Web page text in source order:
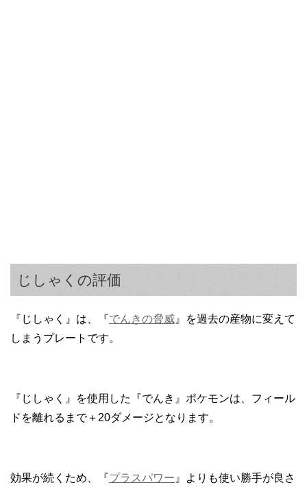
じしゃくの評価
『じしゃく』は、『でんきの脅威 』を過去の産物に変えて
しまうプレートです。
『じしゃく』を使用した『でんき』ポケモンは、フィール
ドを離れるまで＋20ダメージとなります。
効果が続くため、『プラスパワー 』よりも使い勝手が良さ